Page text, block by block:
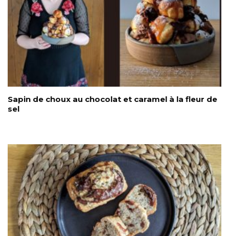
Sapin de choux au chocolat et caramel à la fleur de
sel